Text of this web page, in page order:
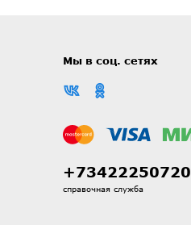
Мы в соц. сетях
+73422250720
справочная служба